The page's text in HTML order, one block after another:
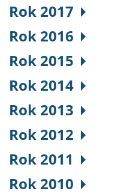
Rok 2017
Rok 2016
Rok 2015
Rok 2014
Rok 2013
Rok 2012
Rok 2011
Rok 2010